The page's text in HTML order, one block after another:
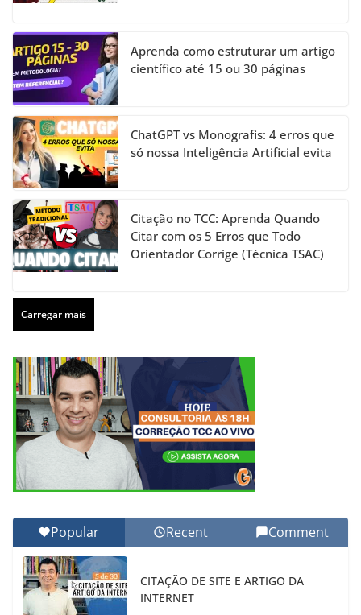
Aprenda como estruturar um artigo
científico até 15 ou 30 páginas
ChatGPT vs Monografis: 4 erros que
só nossa Inteligência Artificial evita
Citação no TCC: Aprenda Quando
Citar com os 5 Erros que Todo
Orientador Corrige (Técnica TSAC)
Carregar mais
Popular Recent Comment
CITAÇÃO DE SITE E ARTIGO DA
INTERNET